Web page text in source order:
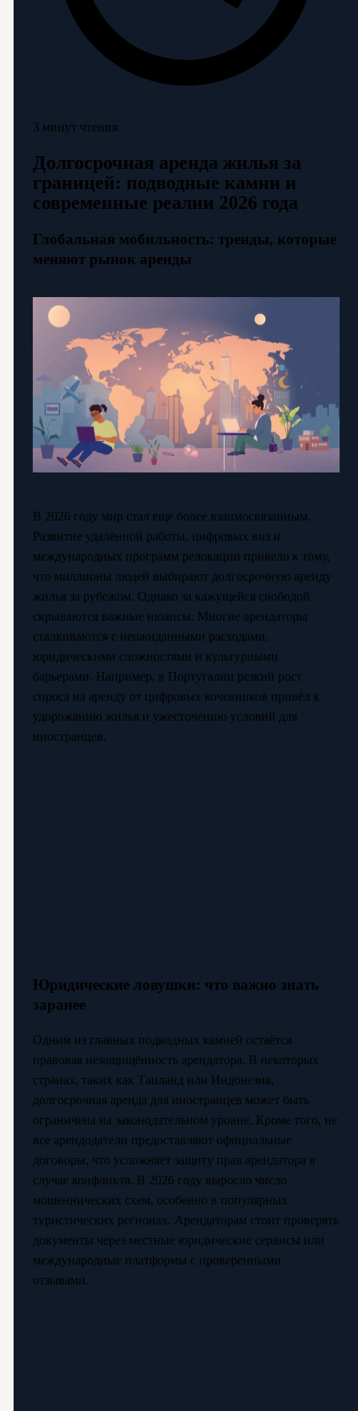
3 минут чтения
Долгосрочная аренда жилья за
границей: подводные камни и
современные реалии 2026 года
Глобальная мобильность: тренды, которые
меняют рынок аренды
В 2026 году мир стал еще более взаимосвязанным.
Развитие удалённой работы, цифровых виз и
международных программ релокации привело к тому,
что миллионы людей выбирают долгосрочную аренду
жилья за рубежом. Однако за кажущейся свободой
скрываются важные нюансы. Многие арендаторы
сталкиваются с неожиданными расходами,
юридическими сложностями и культурными
барьерами. Например, в Португалии резкий рост
спроса на аренду от цифровых кочевников привёл к
удорожанию жилья и ужесточению условий для
иностранцев.
Юридические ловушки: что важно знать
заранее
Одним из главных подводных камней остаётся
правовая незащищённость арендатора. В некоторых
странах, таких как Таиланд или Индонезия,
долгосрочная аренда для иностранцев может быть
ограничена на законодательном уровне. Кроме того, не
все арендодатели предоставляют официальные
договоры, что усложняет защиту прав арендатора в
случае конфликта. В 2026 году выросло число
мошеннических схем, особенно в популярных
туристических регионах. Арендаторам стоит проверять
документы через местные юридические сервисы или
международные платформы с проверенными
отзывами.